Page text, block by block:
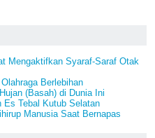
Mengaktifkan Syaraf-Saraf Otak
Berlebihan
(Basah) di Dunia Ini
Es Tebal Kutub Selatan
Manusia Saat Bernapas